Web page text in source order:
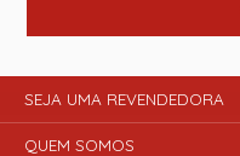
SEJA UMA REVENDEDORA
QUEM SOMOS